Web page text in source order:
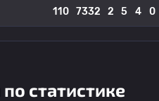
110 7332 2 5 4 0
статистике